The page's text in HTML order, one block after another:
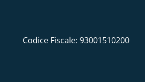
Codice Fiscale: 93001510200